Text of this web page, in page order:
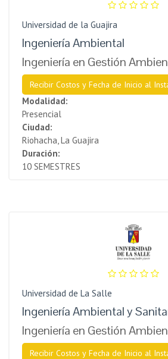
Universidad de la Guajira
Ingeniería Ambiental
Ingeniería en Gestión
Recibir Costos y Fecha de Inicio al
Modalidad:
Presencial
Ciudad:
Riohacha, La Guajira
Duración:
10 SEMESTRES
Universidad de La Salle
Ingeniería Ambiental y
Ingeniería en Gestión
Recibir Costos y Fecha de Inicio al